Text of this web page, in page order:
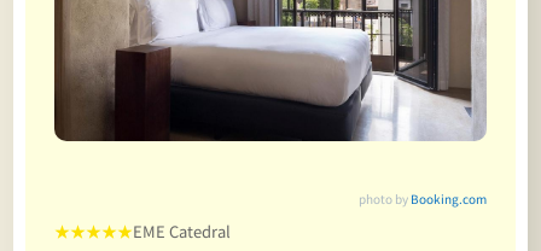
photo by Booking.com
★★★★★EME Catedral